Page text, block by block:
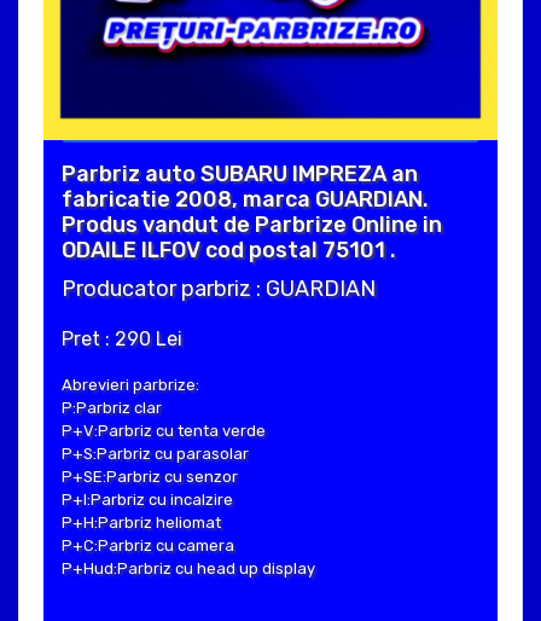
Parbriz auto SUBARU IMPREZA an
fabricatie 2008, marca GUARDIAN.
Produs vandut de Parbrize Online in
ODAILE ILFOV cod postal 75101 .
Producator parbriz : GUARDIAN
Pret : 290 Lei
Abrevieri parbrize:
P:Parbriz clar
P+V:Parbriz cu tenta verde
P+S:Parbriz cu parasolar
P+SE:Parbriz cu senzor
P+I:Parbriz cu incalzire
P+H:Parbriz heliomat
P+C:Parbriz cu camera
P+Hud:Parbriz cu head up display